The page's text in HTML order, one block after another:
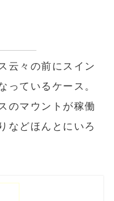
云々の前にスイン
っているケース。
のマウントが稼働
などほんとにいろ